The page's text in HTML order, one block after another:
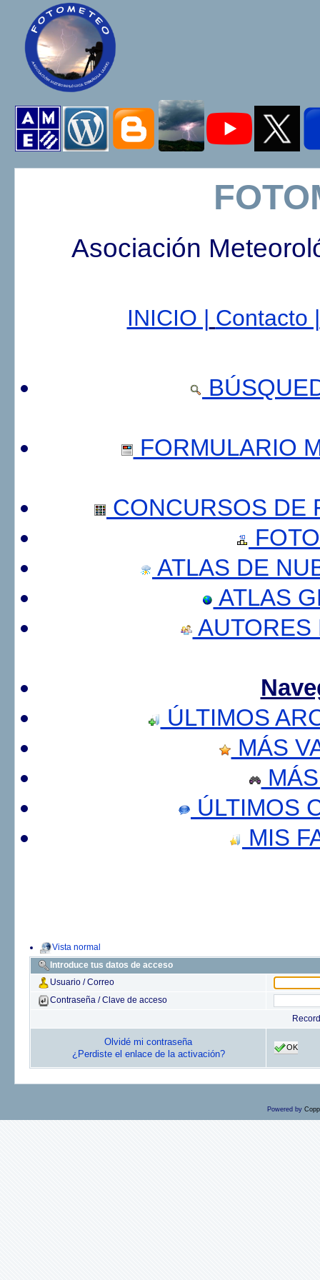
Asociación
INICIO | Contacto |
FORMULARIO
CONCURSOS DE
ATLAS DE
ATLAS
AUTORES
ÚLTIMOS
MÁS
ÚLTIMOS
MIS
Vista normal
Introduce tus datos de acceso
Usuario / Correo
Contraseña / Clave de acceso
Olvidé mi contraseña
¿Perdiste el enlace de la activación?
OK
Powered by